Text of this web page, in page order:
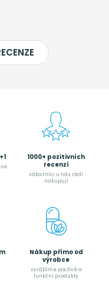
1000+ pozitivních
recenzí
zákazníci u nás rádi
nakupují
Nákup přímo od
výrobce
vyrábíme poctívé a
funkční produkty